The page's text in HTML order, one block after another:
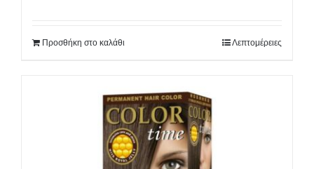
Προσθήκη στο καλάθι Λεπτομέρειες